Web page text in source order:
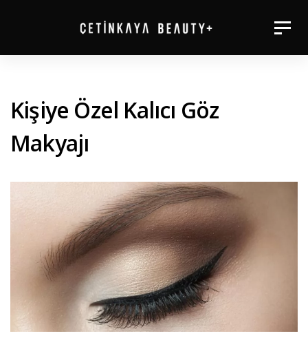
primary
Skip
content
Kişiye Özel Kalıcı Göz
Makyajı